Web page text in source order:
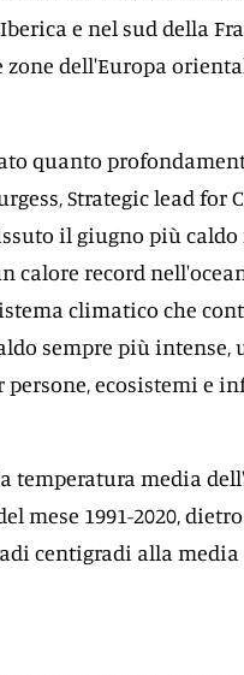
e nel sud della
dell'Europa
quanto
Strategic lead for
il giugno più
calore record
climatico che
sempre più intense,
persone, ecosistemi e
temperatura media
mese 1991-2020,
centigradi alla